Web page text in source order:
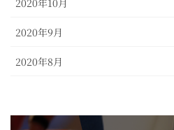
2020年10月
2020年9月
2020年8月